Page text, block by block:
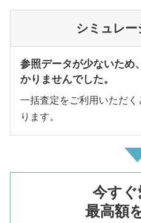
シミュレ
参照データが少ないため
かりませんでした。
一括査定をご利用いただ
ります。
今す
最高額